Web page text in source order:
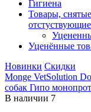
Гигиена
Товары,
отстуствующие
Уценённые
Новинки Скидки
Monge VetSolution
собак Гипо
В наличии 7